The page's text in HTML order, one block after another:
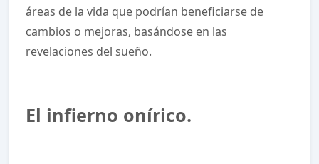
áreas de la vida que podrían beneficiarse de
cambios o mejoras, basándose en las
revelaciones del sueño.
El infierno onírico.